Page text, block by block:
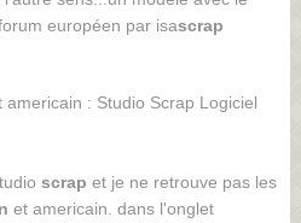
européen par isascrap
scrap et je ne retrouve pas les
et americain. dans l'onglet